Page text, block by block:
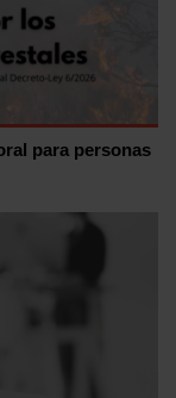
para personas